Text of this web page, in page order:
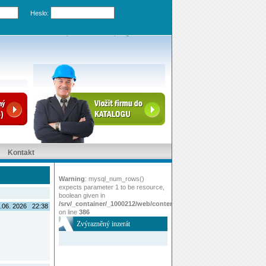
Heslo:
Kontakt
2026 22:38
Warning: mysql_num_rows()
expects parameter 1 to be resource,
boolean given in
/srv/_container/_1000212/web/content/www/index.php
on line 386
Zvýrazněný inzerát